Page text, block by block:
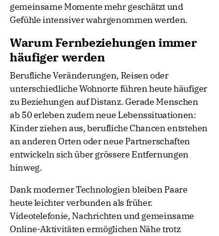
gemeinsame Momente mehr geschätzt und
Gefühle intensiver wahrgenommen werden.
Warum Fernbeziehungen immer
häufiger werden
Berufliche Veränderungen, Reisen oder
unterschiedliche Wohnorte führen heute häufiger
zu Beziehungen auf Distanz. Gerade Menschen
ab 50 erleben zudem neue Lebenssituationen:
Kinder ziehen aus, berufliche Chancen entstehen
an anderen Orten oder neue Partnerschaften
entwickeln sich über grössere Entfernungen
hinweg.
Dank moderner Technologien bleiben Paare
heute leichter verbunden als früher.
Videotelefonie, Nachrichten und gemeinsame
Online-Aktivitäten ermöglichen Nähe trotz